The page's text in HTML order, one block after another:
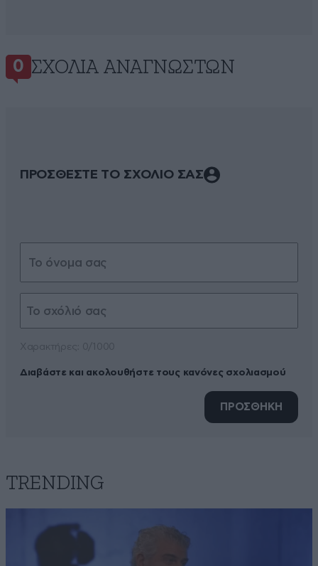
0 ΣΧΌΛΙΑ ΑΝΑΓΝΩΣΤΏΝ
ΠΡΟΣΘΕΣΤΕ ΤΟ ΣΧΟΛΙΟ ΣΑΣ
Διαβάστε και ακολουθήστε τους κανόνες σχολιασμού
ΠΡΟΣΘΗΚΗ
TRENDING